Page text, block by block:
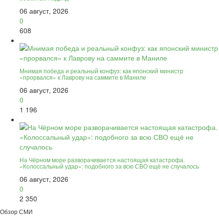
06 август, 2026
0
608
Мнимая победа и реальный конфуз: как японский министр
«прорвался» к Лаврову на саммите в Маниле
06 август, 2026
0
1 196
На Чёрном море разворачивается настоящая катастрофа.
«Колоссальный удар»: подобного за всю СВО ещё не случалось
06 август, 2026
0
2 350
Обзор СМИ